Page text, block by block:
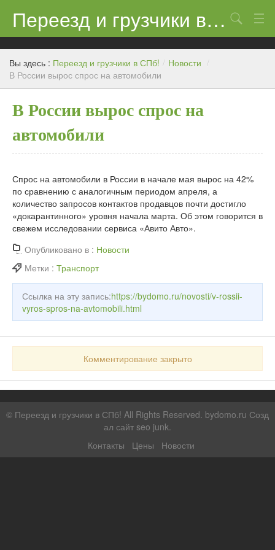
Переезд и грузчики в СПб!
Контакты
Цены
Поиск
Вы здесь : Переезд и грузчики в СПб! / Новости /
В России вырос спрос на автомобили
В России вырос спрос на
автомобили
Спрос на автомобили в России в начале мая вырос на 42%
по сравнению с аналогичным периодом апреля, а
количество запросов контактов продавцов почти достигло
«докарантинного» уровня начала марта. Об этом говорится в
свежем исследовании сервиса «Авито Авто».
Опубликовано в : Новости
Метки : Транспорт
Ссылка на эту запись:https://bydomo.ru/novosti/v-rossii-
vyros-spros-na-avtomobili.html
Комментирование закрыто
© Переезд и грузчики в СПб! All Rights Reserved. bydomo.ru Созд
ал сайт seo junk.
Контакты
Цены Новости